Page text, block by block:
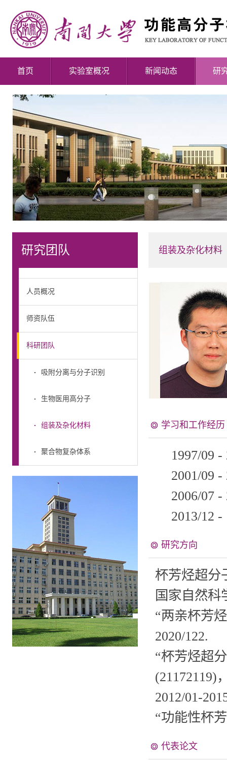
首页 实验室概况 新闻动态 研
研究团队
人员概况
师资队伍
科研团队
吸附分离与分子识别
生物医用高分子
组装及杂化材料
聚合物复杂体系
组装及杂化材料
学习和工作经历
1997/09 -
2001/09 -
2006/07 -
2013/12 -
研究方向
杯芳烃超分
国家自然科
“两亲杯芳
2020/122.
“杯芳烃超
(21172119)
2012/01-
“功能性杯
代表论文